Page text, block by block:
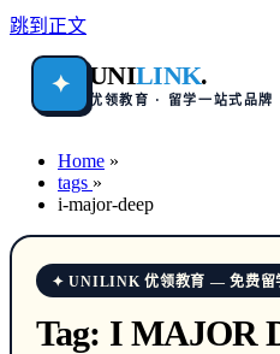
跳到正文
✦ UNILINK.
优领教育 · 留学一站式品牌
Home »
tags »
i-major-deep
✦ UNILINK 优领教育 — 免费留
Tag: I MAJOR